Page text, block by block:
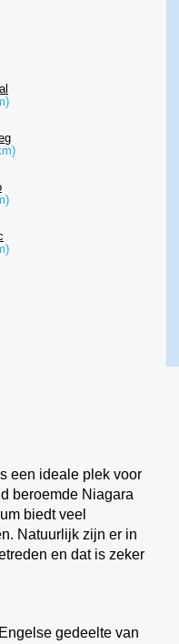
een ideale plek voor
beroemde Niagara
biedt veel
Natuurlijk zijn er in
en dat is zeker
gedeelte van